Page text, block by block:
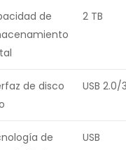
de
2 TB
de disco
USB 2.0/
de
USB